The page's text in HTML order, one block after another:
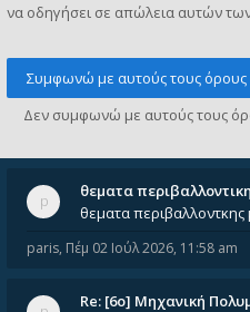
να οδηγήσει σε απώλεια αυτών
θεματα
paris, Πέμ 02 Ιούλ 2026, 11:58 am
Re: [6o] Mηχανική